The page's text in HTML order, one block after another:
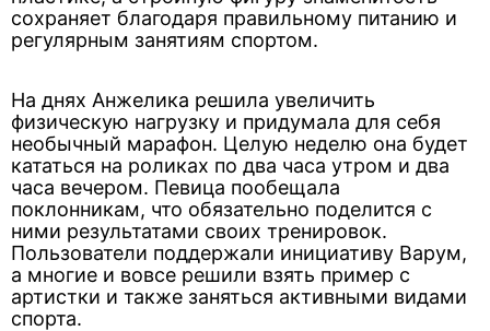
сохраняет благодаря правильному питанию и
регулярным занятиям спортом.
На днях Анжелика решила увеличить
физическую нагрузку и придумала для себя
необычный марафон. Целую неделю она будет
кататься на роликах по два часа утром и два
часа вечером. Певица пообещала
поклонникам, что обязательно поделится с
ними результатами своих тренировок.
Пользователи поддержали инициативу Варум,
а многие и вовсе решили взять пример с
артистки и также заняться активными видами
спорта.